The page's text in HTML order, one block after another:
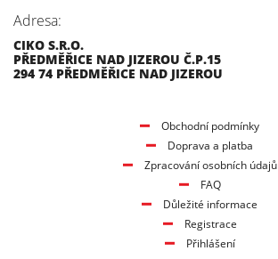
Adresa:
CIKO S.R.O.
PŘEDMĚŘICE NAD JIZEROU Č.P.15
294 74 PŘEDMĚŘICE NAD JIZEROU
Obchodní podmínky
Doprava a platba
Zpracování osobních údajů
FAQ
Důležité informace
Registrace
Přihlášení